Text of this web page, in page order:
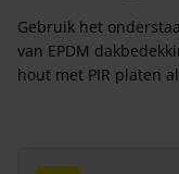
Gebruik het
van EPDM
hout met PIR platen